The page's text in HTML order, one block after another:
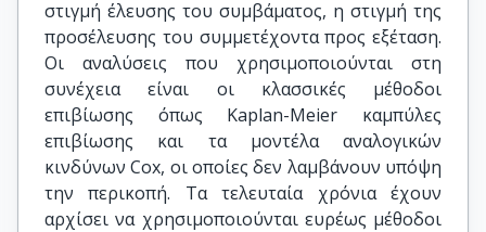
στιγμή έλευσης του συμβάματος, η στιγμή της
προσέλευσης του συμμετέχοντα προς εξέταση.
Οι αναλύσεις που χρησιμοποιούνται στη
συνέχεια είναι οι κλασσικές μέθοδοι
επιβίωσης όπως Kaplan-Meier καμπύλες
επιβίωσης και τα μοντέλα αναλογικών
κινδύνων Cox, οι οποίες δεν λαμβάνουν υπόψη
την περικοπή. Τα τελευταία χρόνια έχουν
αρχίσει να χρησιμοποιούνται ευρέως μέθοδοι